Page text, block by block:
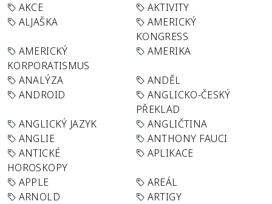
AKCE
AKTIVITY
ALJAŠKA
AMERICKÝ
KONGRESS
AMERICKÝ
KORPORATISMUS
AMERIKA
ANALÝZA
ANDĚL
ANDROID
ANGLICKO-ČESKÝ
PŘEKLAD
ANGLICKÝ JAZYK
ANGLIČTINA
ANGLIE
ANTHONY FAUCI
ANTICKÉ
HOROSKOPY
APLIKACE
APPLE
AREÁL
ARNOLD
ARTIGY